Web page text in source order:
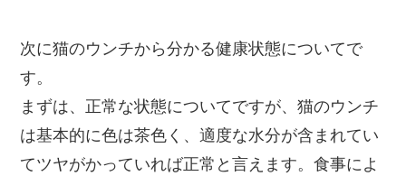
次に猫のウンチから分かる健康状態についてで
す。
まずは、正常な状態についてですが、猫のウンチ
は基本的に色は茶色く、適度な水分が含まれてい
てツヤがかっていれば正常と言えます。食事によ